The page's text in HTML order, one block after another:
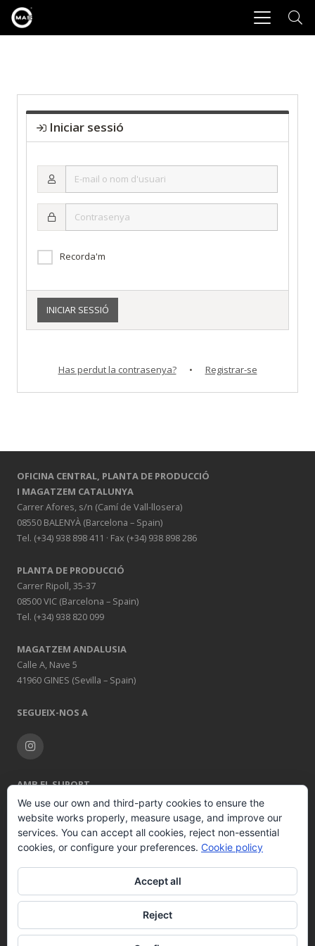
Iniciar sessió
mail
nom
d'usuari
Recorda'm
Has perdut la contrasenya? • Registrar-se
OFICINA CENTRAL, PLANTA DE PRODUCCIÓ
I MAGATZEM CATALUNYA
Carrer Afores, s/n (Camí de Vall-llosera)
08550 BALENYÀ (Barcelona – Spain)
Tel. (+34) 938 898 411 · Fax (+34) 938 898 286
PLANTA DE PRODUCCIÓ
Carrer Ripoll, 35-37
08500 VIC (Barcelona – Spain)
Tel. (+34) 938 820 099
MAGATZEM ANDALUSIA
Calle A, Nave 5
41960 GINES (Sevilla – Spain)
SEGUEIX-NOS A
AMB EL SUPORT
© 2026 COMERCIAL DE INDUSTRIAS REUNIDAS S.A.Tots els drets
We use our own and third-party cookies to ensure the
website works properly, measure usage, and improve our
services. You can accept all cookies, reject non-essential
cookies, or configure your preferences. Cookie policy
Accept all
Reject